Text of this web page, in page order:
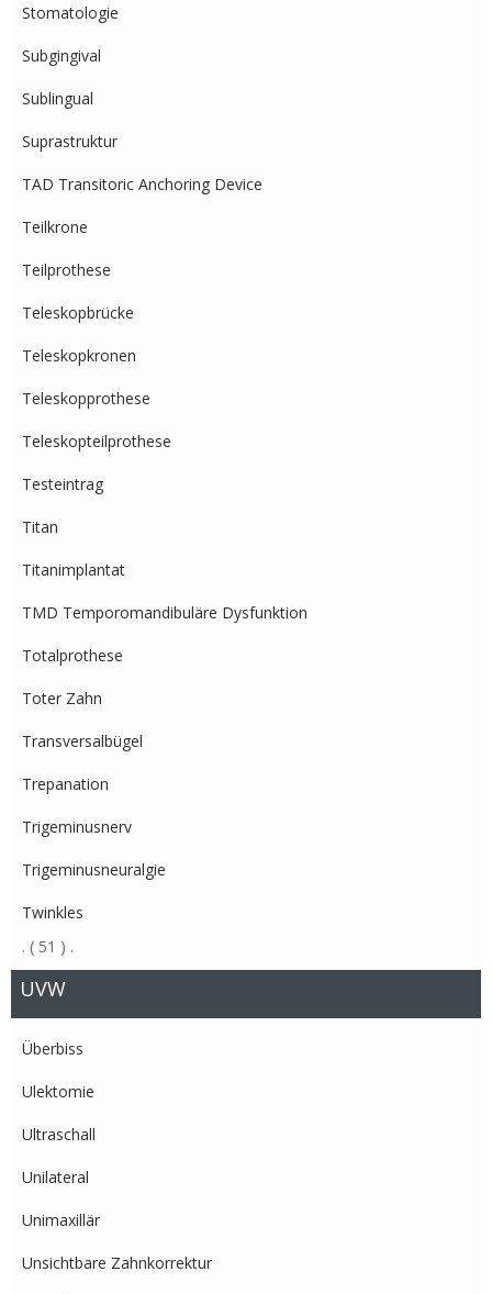
Stomatologie
Subgingival
Sublingual
Suprastruktur
TAD Transitoric Anchoring Device
Teilkrone
Teilprothese
Teleskopbrücke
Teleskopkronen
Teleskopprothese
Teleskopteilprothese
Testeintrag
Titan
Titanimplantat
TMD Temporomandibuläre Dysfunktion
Totalprothese
Toter Zahn
Transversalbügel
Trepanation
Trigeminusnerv
Trigeminusneuralgie
Twinkles
. ( 51 ) .
UVW
Überbiss
Ulektomie
Ultraschall
Unilateral
Unimaxillär
Unsichtbare Zahnkorrektur